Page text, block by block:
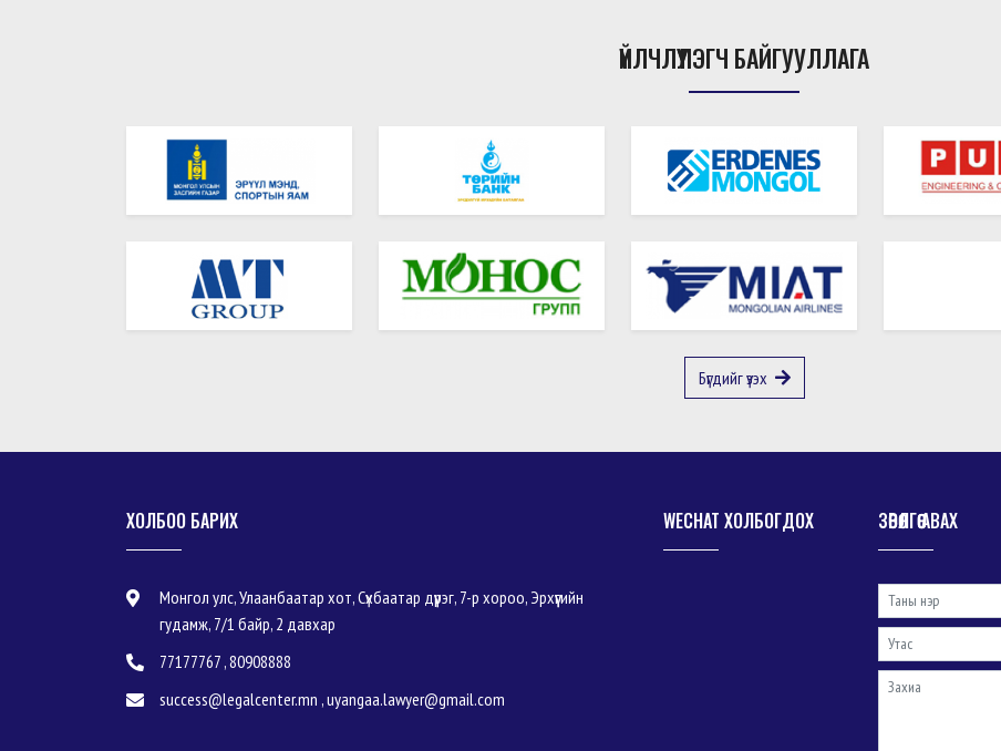
ҮЙЛЧЛҮҮЛЭГЧ БАЙГУУЛЛАГА
Бүгдийг үзэх
ХОЛБОО БАРИХ
Монгол улс, Улаанбаатар хот, Сүхбаатар дүүрэг, 7-р хороо, Эрхүүгийн
гудамж, 7/1 байр, 2 давхар
77177767 , 80908888
success@legalcenter.mn , uyangaa.lawyer@gmail.com
WECHAT ХОЛБОГДОХ ЗӨВӨЛГӨӨ АВАХ